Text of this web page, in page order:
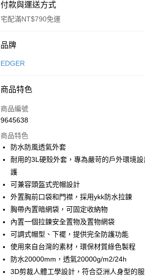
付款與運送方式
宅配滿NT$790免運
付款方式
信用卡一次付款
合作金庫商業銀行
華南商業銀行
上海商業儲蓄銀行
國泰世華商業銀行
臺灣中小企業銀行
台中商業銀
聯邦商業銀行
元大商業銀行
玉山商業銀行
星展（台灣
台新國際商業銀行
台灣樂天信用卡公司
6 期 0 利率 每期
華南商業銀行
上海商業儲蓄銀行
國泰世華商業銀行
兆豐國際商
臺灣中小企業銀行
匯豐（台灣）商業銀行
元大商業銀行
永豐商業銀行
玉山商業銀行
台新國際商業銀行
中國信託商
台灣樂天信用卡公司
LINE Pay
Apple Pay
悠遊付
Google Pay
全盈+PAY
大哥付你分期
相關說明
【大哥付你分期使用說明】
2.付款方式選擇「大哥付你分期」，訂單成立後會自
流程，驗證手機門號後，選擇欲分期的期數、繳款截
ATM付款
品牌
EDGER
商品特色
商品編號
9645638
商品特色
防水防風透氣外套
耐用的3L硬殼外套，專為嚴苛的戶外環境
護
可兼容頭盔式兜帽設計
外置胸前口袋和門襟，採用ykk防水拉鍊
胸帶內置暗網袋，可固定收納物
內置一個拉鍊安全置物及置物網袋
可調式帽型、下襬，提供完全防護功能
使用來自台灣的素材，環保材質綠色製程
防水20000mm，透氣20000g/m2/24h
3D剪裁人體工學設計，符合亞洲人身型的